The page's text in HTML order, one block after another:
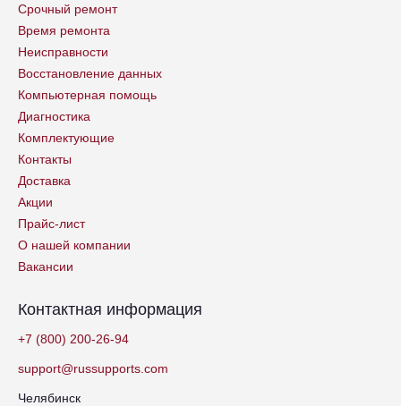
Срочный ремонт
Время ремонта
Неисправности
Восстановление данных
Компьютерная помощь
Диагностика
Комплектующие
Контакты
Доставка
Акции
Прайс-лист
О нашей компании
Вакансии
Контактная информация
+7 (800) 200-26-94
support@russupports.com
Челябинск